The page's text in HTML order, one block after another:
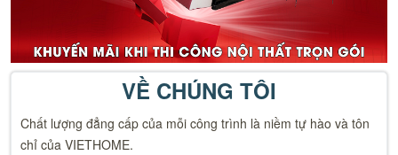
VỀ CHÚNG TÔI
Chất lượng đẳng cấp của mỗi công trình là niềm tự hào và tôn
chỉ của VIETHOME.